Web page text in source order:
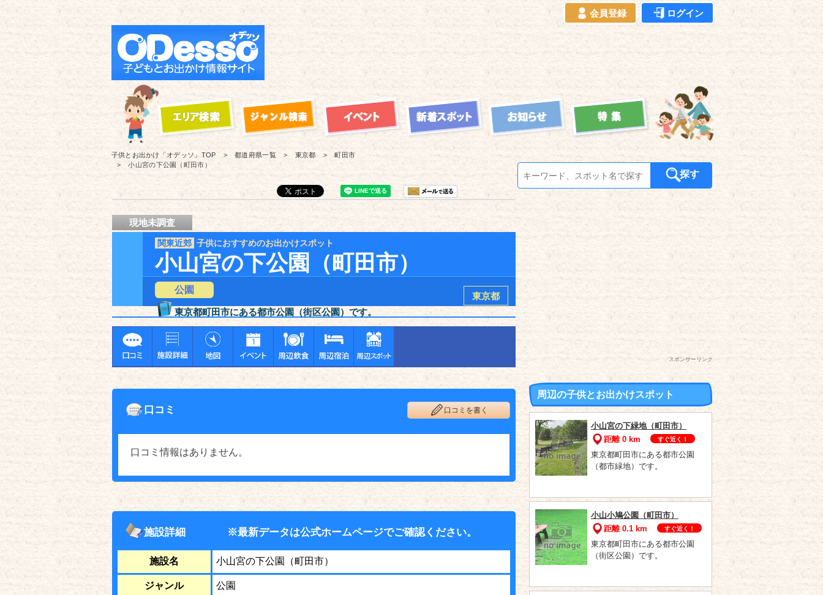
会員登録 ログイン
子供とお出かけ「オデッソ」 TOP 都道府県一覧 東京都
町田市
小山宮の下公園（町田市）
探す
現地未調査
関東近郊 子供におすすめのお出かけスポット
小山宮の下公園（町田市）
公園
東京都
東京都町田市にある都市公園（街区公園）です。
口コミ 口コミを書く
口コミ情報はありません。
施設詳細 ※最新データは公式ホームページでご確認ください。
施設名 小山宮の下公園（町田市）
ジャンル 公園
スポンサーリンク
周辺の子供とお出かけスポット
小山宮の下緑地（町田市）
距離 0 km
すぐ近く！
東京都町田市にある都市公園
（都市緑地）です。
小山小鳩公園（町田市）
距離 0.1 km
すぐ近く！
東京都町田市にある都市公園
（街区公園）です。